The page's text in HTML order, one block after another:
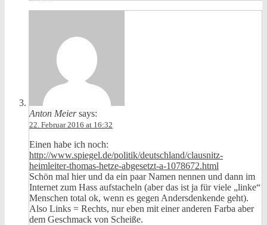
Anton Meier says:
22. Februar 2016 at 16:32
Einen habe ich noch:
http://www.spiegel.de/politik/deutschland/clausnitz-
heimleiter-thomas-hetze-abgesetzt-a-1078672.html
Schön mal hier und da ein paar Namen nennen und dann im
Internet zum Hass aufstacheln (aber das ist ja für viele „linke“
Menschen total ok, wenn es gegen Andersdenkende geht).
Also Links = Rechts, nur eben mit einer anderen Farba aber
dem Geschmack von Scheiße.